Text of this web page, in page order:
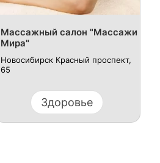
Массажный салон "Массажи
Мира"
Новосибирск ​Красный проспект,
65
Здоровье